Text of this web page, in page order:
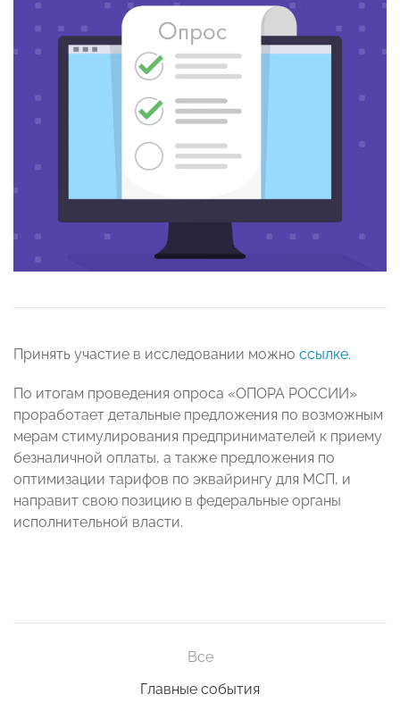
Принять участие в исследовании можно ссылке.
По итогам проведения опроса «ОПОРА РОССИИ»
проработает детальные предложения по возможным
мерам стимулирования предпринимателей к приему
безналичной оплаты, а также предложения по
оптимизации тарифов по эквайрингу для МСП, и
направит свою позицию в федеральные органы
исполнительной власти.
Все
Главные события